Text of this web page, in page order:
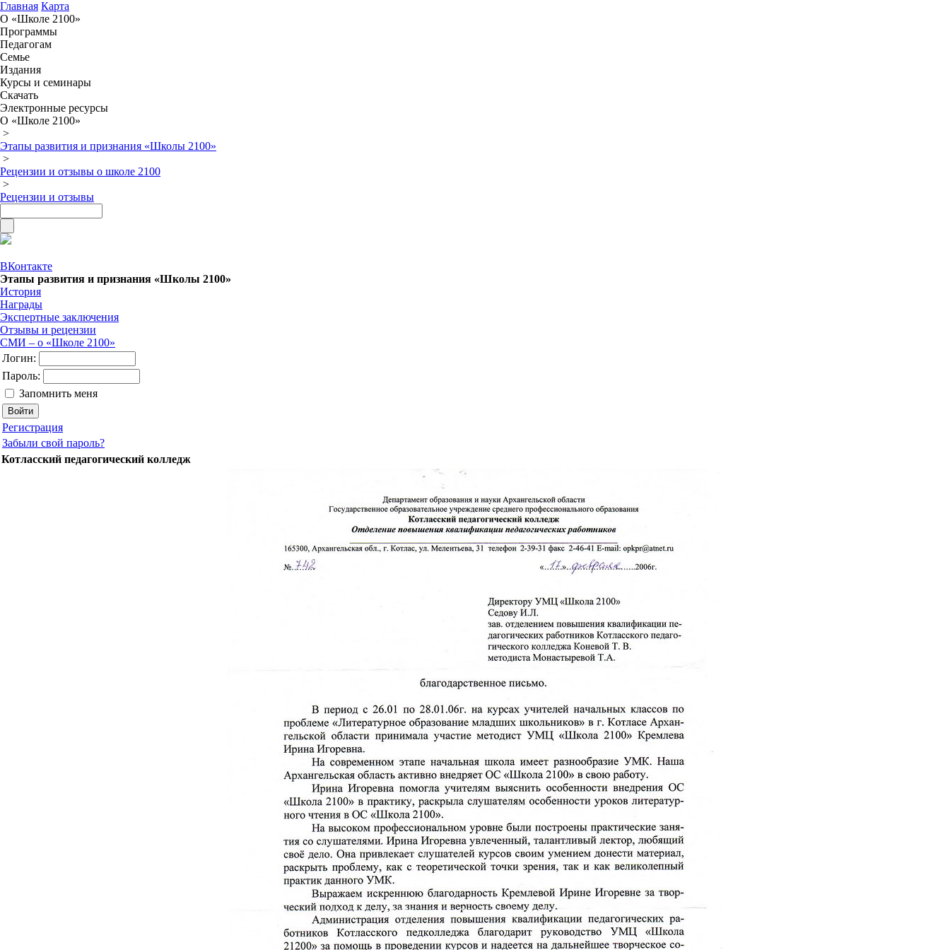
Главная Карта
О «Школе 2100»
Программы
Педагогам
Семье
Издания
Курсы и семинары
Скачать
Электронные ресурсы
О «Школе 2100»
>
Этапы развития и признания «Школы 2100»
>
Рецензии и отзывы о школе 2100
>
Рецензии и отзывы
ВКонтакте
Этапы развития и признания «Школы 2100»
История
Награды
Экспертные заключения
Отзывы и рецензии
СМИ – о «Школе 2100»
Логин:
Пароль:
Запомнить меня
Регистрация
Забыли свой пароль?
Котласский педагогический колледж